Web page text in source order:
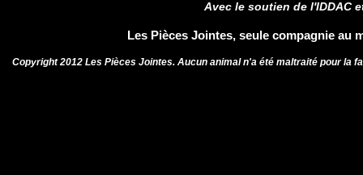
Avec le soutien de l'IDDAC
Les Pièces Jointes, seule compagnie au
Copyright 2012 Les Pièces Jointes. Aucun animal n'a été maltraité pour la